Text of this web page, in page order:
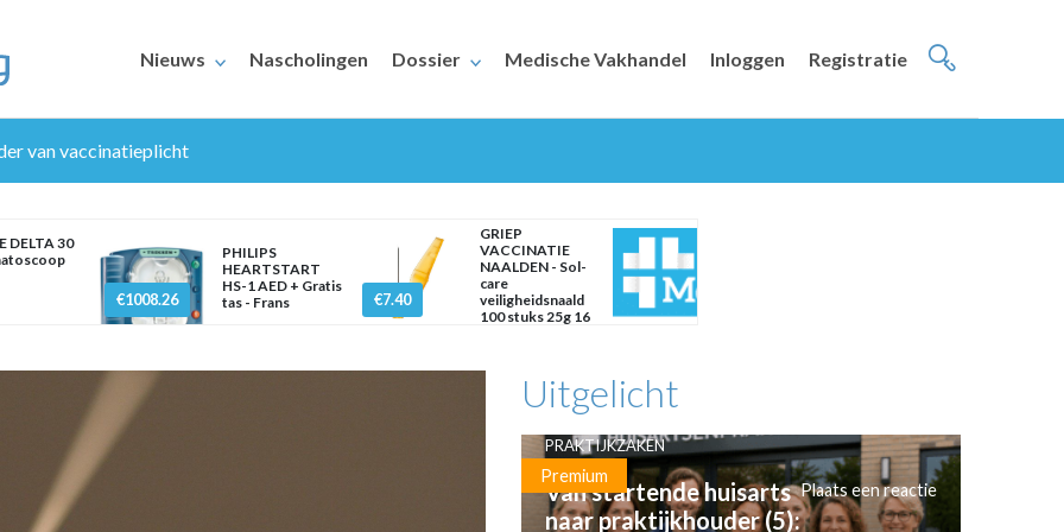
Nieuws Nascholingen Dossier Medische Vakhandel Inloggen Registratie
van vaccinatieplicht
DELTA 30
€1008.26
PHILIPS
HEARTSTART
HS-1 AED + Gratis
tas - Frans
€7.40
GRIEP
VACCINATIE
NAALDEN - Sol-
care
veiligheidsnaald
100 stuks 25g 16
Uitgelicht
Premium
PRAKTIJKZAKEN
Van startende huisarts
naar praktijkhouder (5):
Plaats een reactie